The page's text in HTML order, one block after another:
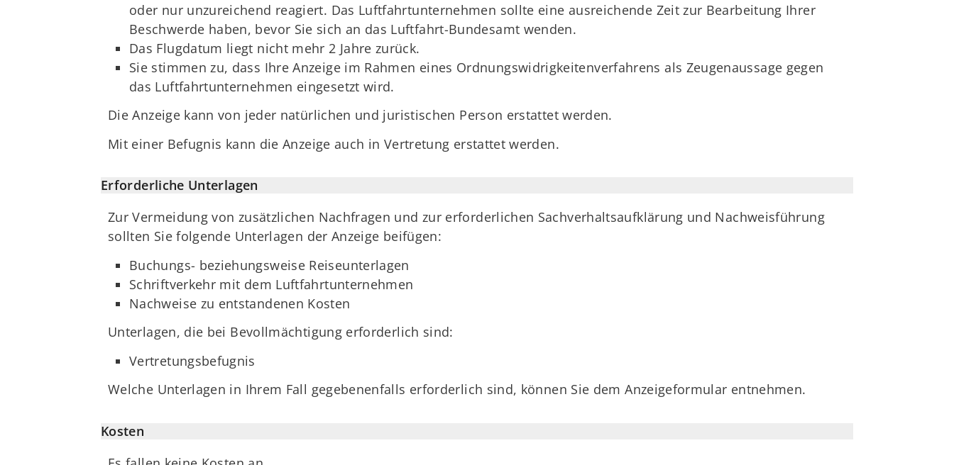
oder nur unzureichend reagiert. Das Luftfahrtunternehmen sollte eine ausreichende Zeit zur Bearbeitung Ihrer
Beschwerde haben, bevor Sie sich an das Luftfahrt-Bundesamt wenden.
Das Flugdatum liegt nicht mehr 2 Jahre zurück.
Sie stimmen zu, dass Ihre Anzeige im Rahmen eines Ordnungswidrigkeitenverfahrens als Zeugenaussage gegen
das Luftfahrtunternehmen eingesetzt wird.
Die Anzeige kann von jeder natürlichen und juristischen Person erstattet werden.
Mit einer Befugnis kann die Anzeige auch in Vertretung erstattet werden.
Erforderliche Unterlagen
Zur Vermeidung von zusätzlichen Nachfragen und zur erforderlichen Sachverhaltsaufklärung und Nachweisführung
sollten Sie folgende Unterlagen der Anzeige beifügen:
Buchungs- beziehungsweise Reiseunterlagen
Schriftverkehr mit dem Luftfahrtunternehmen
Nachweise zu entstandenen Kosten
Unterlagen, die bei Bevollmächtigung erforderlich sind:
Vertretungsbefugnis
Welche Unterlagen in Ihrem Fall gegebenenfalls erforderlich sind, können Sie dem Anzeigeformular entnehmen.
Kosten